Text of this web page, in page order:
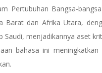
Pertubuhan Bangsa-
Barat dan Afrika Utara,
menjadikannya aset
bahasa ini